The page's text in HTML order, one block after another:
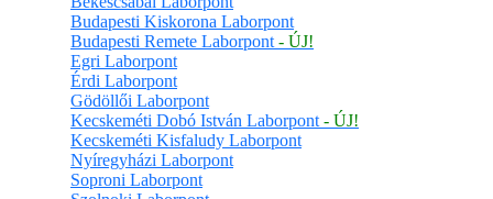
Budapesti Kiskorona Laborpont
Budapesti Remete Laborpont - ÚJ!
Egri Laborpont
Érdi Laborpont
Gödöllői Laborpont
Kecskeméti Dobó István Laborpont - ÚJ!
Kecskeméti Kisfaludy Laborpont
Nyíregyházi Laborpont
Soproni Laborpont